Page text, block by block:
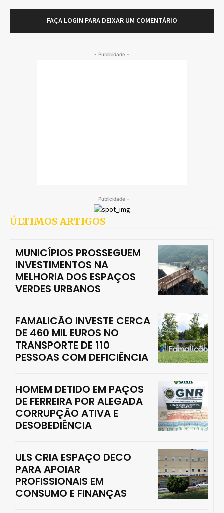
FAÇA LOGIN PARA DEIXAR UM COMENTÁRIO
- Publicidade -
- Publicidade -
ÚLTIMOS ARTIGOS
MUNICÍPIOS PROSSEGUEM
INVESTIMENTOS NA
MELHORIA DOS ESPAÇOS
VERDES URBANOS
FAMALICÃO INVESTE CERCA
DE 460 MIL EUROS NO
TRANSPORTE DE 110
PESSOAS COM DEFICIÊNCIA
HOMEM DETIDO EM PAÇOS
DE FERREIRA POR ALEGADA
CORRUPÇÃO ATIVA E
DESOBEDIÊNCIA
ULS CRIA ESPAÇO DECO
PARA APOIAR
PROFISSIONAIS EM
CONSUMO E FINANÇAS